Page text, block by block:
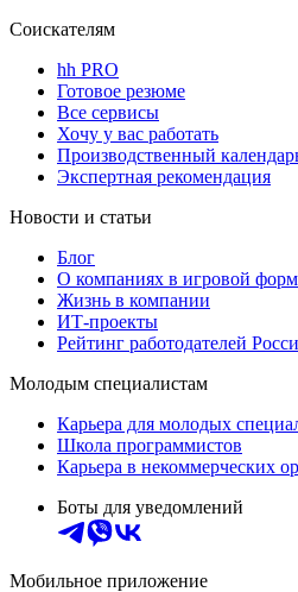
Соискателям
hh PRO
Готовое резюме
Все сервисы
Хочу у вас работать
Производственный
Экспертная рекомендация
Новости и статьи
Блог
О компаниях в игровой
Жизнь в компании
ИТ-проекты
Рейтинг работодателей
Молодым специалистам
Карьера для молодых
Школа программистов
Карьера в некоммерческих
Боты для уведомлений
Мобильное приложение